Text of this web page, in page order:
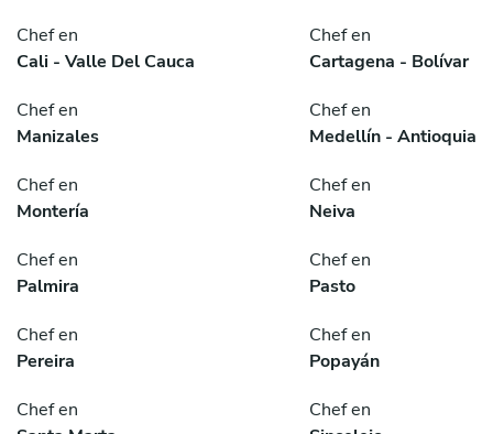
Chef en
Cali - Valle Del Cauca
Chef en
Cartagena - Bolívar
Chef en
Manizales
Chef en
Medellín - Antioquia
Chef en
Montería
Chef en
Neiva
Chef en
Palmira
Chef en
Pasto
Chef en
Pereira
Chef en
Popayán
Chef en
Chef en